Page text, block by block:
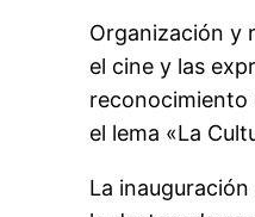
Organización y
el cine y las
reconocimiento
el lema «La
La